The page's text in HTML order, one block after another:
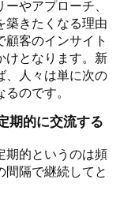
やアプローチ、
築きたくなる理由
客のインサイト
けとなります。新
、人々は単に次の
のです。
期的に交流する
期的というのは頻
隔で継続してと